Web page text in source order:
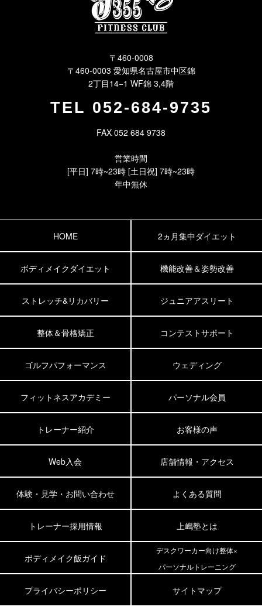
〒460-0008
〒460-0003 愛知県名古屋市中区錦
2丁目14−1 WF錦 3,4階
TEL 052-684-9735
FAX 052 684 9738
営業時間
[平日] 7時~23時 [土日祝] 7時~23時
年中無休
HOME 2ヵ月集中ダイエット
ボディメイクダイエット 機能改善＆姿勢改善
ストレッチ&リカバリー ジュニアアスリート
整体＆骨格矯正 コンテストサポート
ゴルフパフォーマンス ウェディング
フィットネスアカデミー パーソナル会員
トレーナー紹介 お客様の声
Web入会 店舗情報・アクセス
体験・見学・お問い合わせ よくある質問
トレーナー採用情報 上嶋塾とは
ボディメイク飯ガイド
デスクワーカー向け整体×
パーソナルトレーニング
プライバシーポリシー サイトマップ